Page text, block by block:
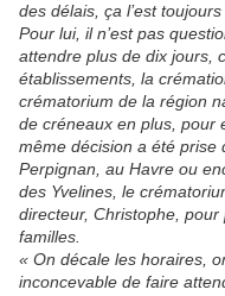
des délais, ça l’est
Pour lui, il n’est pas
attendre plus de dix jours,
établissements, la
crématorium de la région
de créneaux en plus, pour
même décision a été prise
Perpignan, au Havre ou
des Yvelines, le
directeur, Christophe,
familles.
« On décale les horaires,
inconcevable de faire